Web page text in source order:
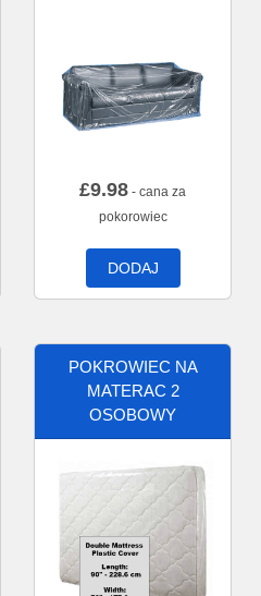
£9.98 - cana za
pokorowiec
DODAJ
POKROWIEC NA
MATERAC 2
OSOBOWY